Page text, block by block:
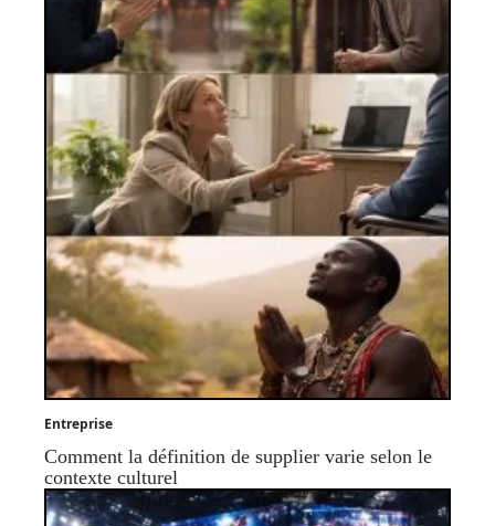
Entreprise
Comment la définition de supplier varie selon le
contexte culturel